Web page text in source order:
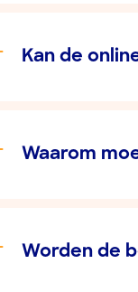
Kan de
Waarom
Worden de